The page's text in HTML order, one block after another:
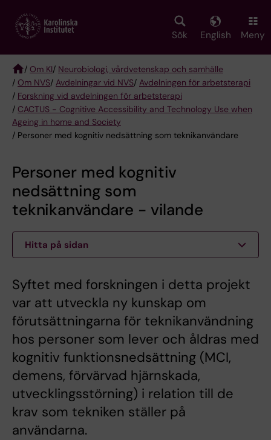
main
Sök English Meny
Breadcrumb
/ Om KI/ Neurobiologi, vårdvetenskap och samhälle
/ Om NVS/ Avdelningar vid NVS/ Avdelningen för arbetsterapi
/ Forskning vid avdelningen för arbetsterapi
/ CACTUS - Cognitive Accessibility and Technology Use when
Ageing in home and Society
/ Personer med kognitiv nedsättning som teknikanvändare
Personer med kognitiv
nedsättning som
teknikanvändare - vilande
Hitta på sidan
Syftet med forskningen i detta projekt
var att utveckla ny kunskap om
förutsättningarna för teknikanvändning
hos personer som lever och åldras med
kognitiv funktionsnedsättning (MCI,
demens, förvärvad hjärnskada,
utvecklingsstörning) i relation till de
krav som tekniken ställer på
användarna.